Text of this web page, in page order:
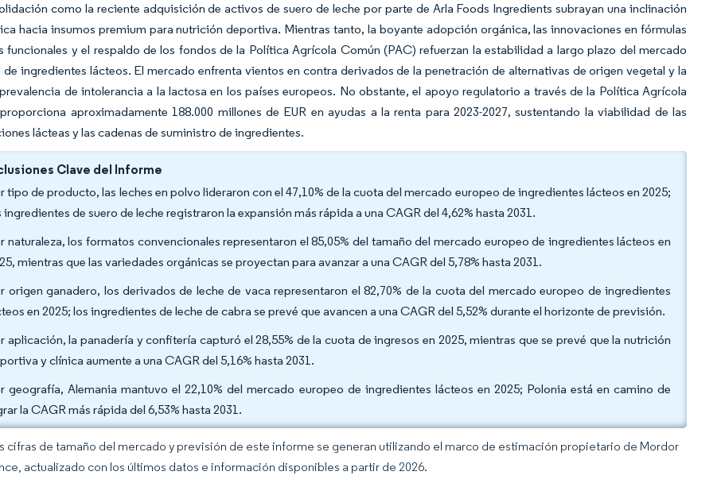
como la reciente adquisición de activos de suero de leche por parte de Arla Foods Ingredients subrayan una inclinación
hacia insumos premium para nutrición deportiva. Mientras tanto, la boyante adopción orgánica, las innovaciones en fórmulas
funcionales y el respaldo de los fondos de la Política Agrícola Común (PAC) refuerzan la estabilidad a largo plazo del mercado
de ingredientes lácteos. El mercado enfrenta vientos en contra derivados de la penetración de alternativas de origen vegetal y la
de intolerancia a la lactosa en los países europeos. No obstante, el apoyo regulatorio a través de la Política Agrícola
aproximadamente 188.000 millones de EUR en ayudas a la renta para 2023-2027, sustentando la viabilidad de las
lácteas y las cadenas de suministro de ingredientes.
Clave del Informe
tipo de producto, las leches en polvo lideraron con el 47,10% de la cuota del mercado europeo de ingredientes lácteos en 2025;
ingredientes de suero de leche registraron la expansión más rápida a una CAGR del 4,62% hasta 2031.
naturaleza, los formatos convencionales representaron el 85,05% del tamaño del mercado europeo de ingredientes lácteos en
mientras que las variedades orgánicas se proyectan para avanzar a una CAGR del 5,78% hasta 2031.
origen ganadero, los derivados de leche de vaca representaron el 82,70% de la cuota del mercado europeo de ingredientes
en 2025; los ingredientes de leche de cabra se prevé que avancen a una CAGR del 5,52% durante el horizonte de previsión.
aplicación, la panadería y confitería capturó el 28,55% de la cuota de ingresos en 2025, mientras que se prevé que la nutrición
y clínica aumente a una CAGR del 5,16% hasta 2031.
geografía, Alemania mantuvo el 22,10% del mercado europeo de ingredientes lácteos en 2025; Polonia está en camino de
la CAGR más rápida del 6,53% hasta 2031.
cifras de tamaño del mercado y previsión de este informe se generan utilizando el marco de estimación propietario de Mordor
actualizado con los últimos datos e información disponibles a partir de 2026.